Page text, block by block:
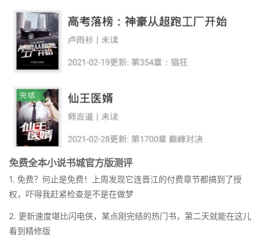
免费全本小说书城官方版测评
1. 免费？何止是免费！上周发现它连晋江的付费章节都搞到了授
权，吓得我赶紧检查是不是在做梦
2. 更新速度堪比闪电侠，某点刚完结的热门书，第二天就能在这儿
看到精修版